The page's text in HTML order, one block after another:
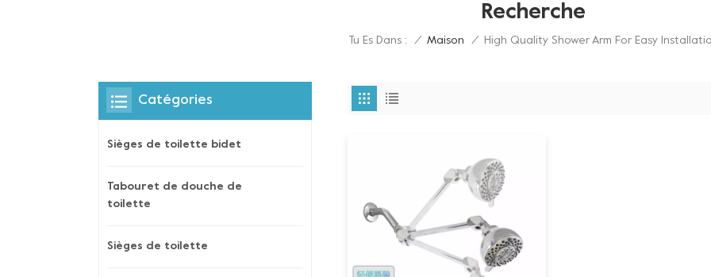
Recherche
Tu Es Dans : / Maison / High Quality Shower Arm For Easy
Catégories
Sièges de toilette bidet
Tabouret de douche de
toilette
Sièges de toilette